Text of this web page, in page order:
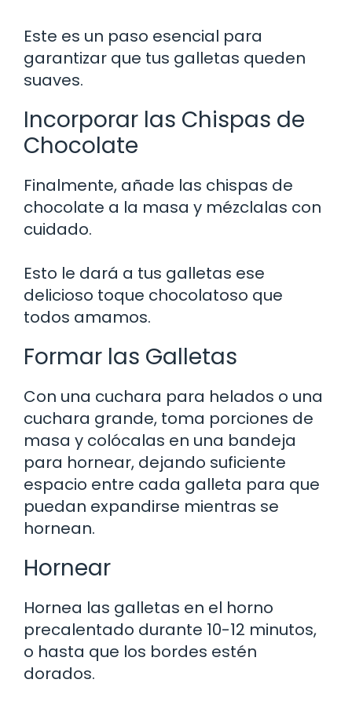
Este es un paso esencial para
garantizar que tus galletas queden
suaves.
Incorporar las Chispas de
Chocolate
Finalmente, añade las chispas de
chocolate a la masa y mézclalas con
cuidado.
Esto le dará a tus galletas ese
delicioso toque chocolatoso que
todos amamos.
Formar las Galletas
Con una cuchara para helados o una
cuchara grande, toma porciones de
masa y colócalas en una bandeja
para hornear, dejando suficiente
espacio entre cada galleta para que
puedan expandirse mientras se
hornean.
Hornear
Hornea las galletas en el horno
precalentado durante 10-12 minutos,
o hasta que los bordes estén
dorados.